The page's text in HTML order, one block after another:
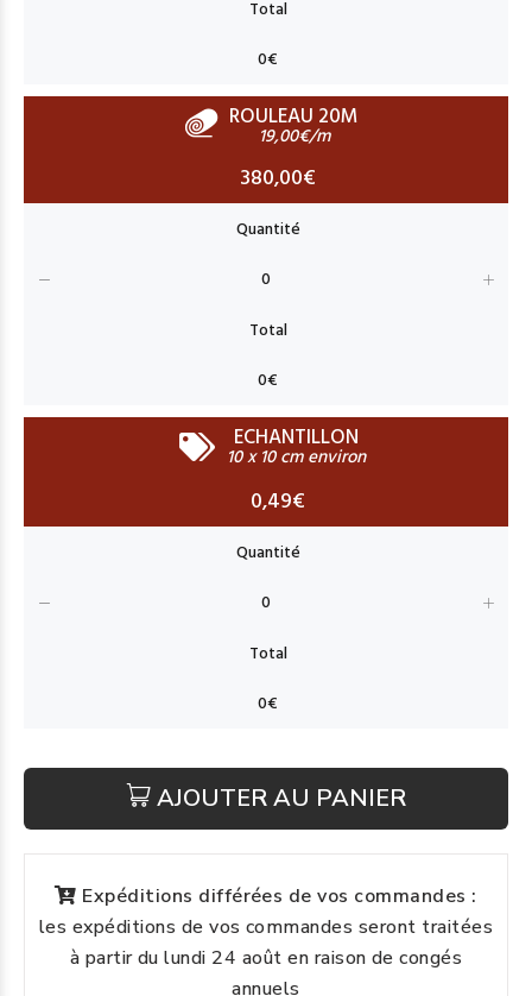
ROULEAU 20M
19,00€/m
380,00€
ECHANTILLON
10 x 10 cm environ
0,49€
AJOUTER AU PANIER
Expéditions différées de vos commandes :
les expéditions de vos commandes seront traitées
à partir du lundi 24 août en raison de congés
annuels